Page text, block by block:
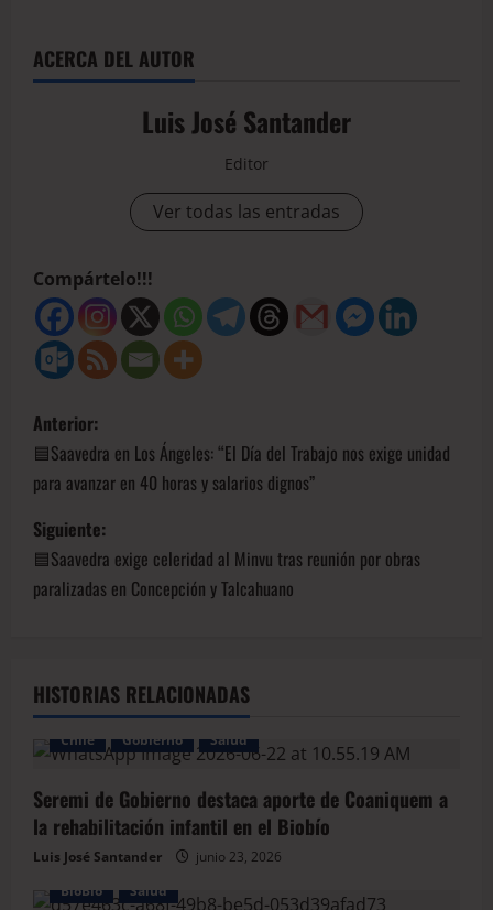
ACERCA DEL AUTOR
Luis José Santander
Editor
Ver todas las entradas
Compártelo!!!
Anterior:
🟦Saavedra en Los Ángeles: “El Día del Trabajo nos exige unidad
para avanzar en 40 horas y salarios dignos”
Siguiente:
🟦Saavedra exige celeridad al Minvu tras reunión por obras
paralizadas en Concepción y Talcahuano
HISTORIAS RELACIONADAS
Chile Gobierno Salud
Seremi de Gobierno destaca aporte de Coaniquem a
la rehabilitación infantil en el Biobío
Luis José Santander
junio 23, 2026
BioBio
Salud